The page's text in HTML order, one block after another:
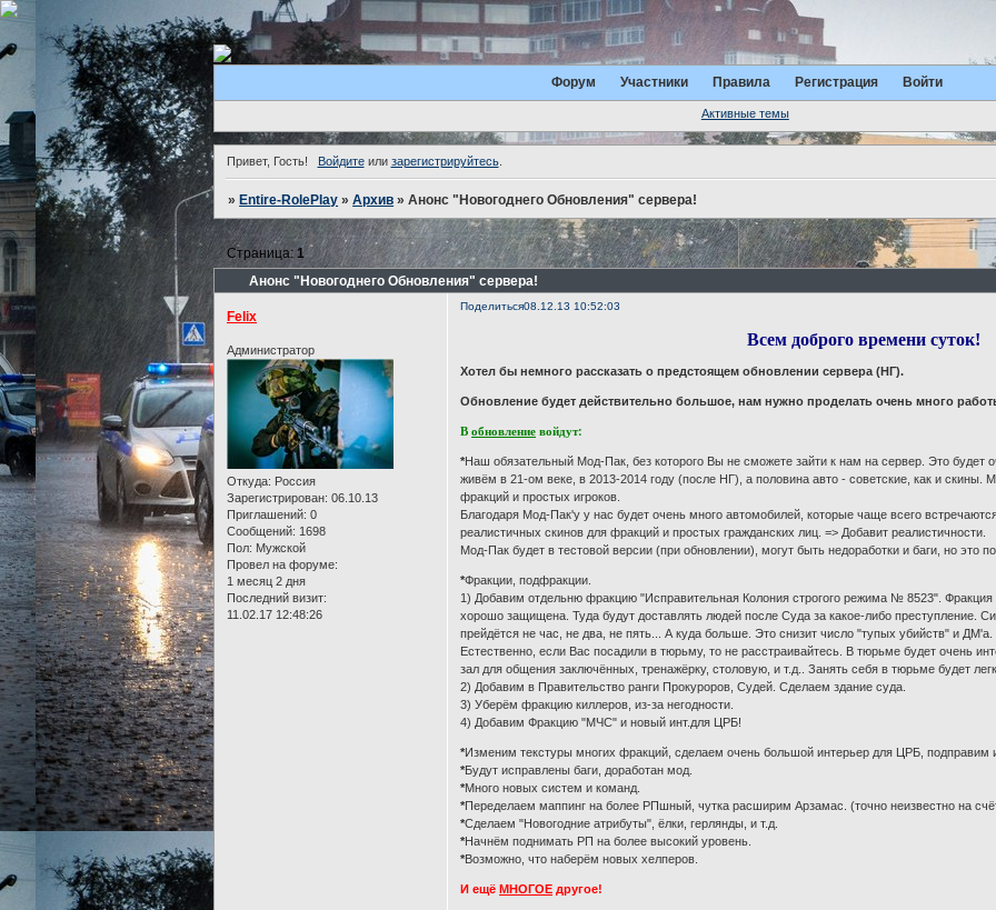
Форум Участники Правила Регистрация Войти
Активные темы
Привет, Гость! Войдитеили зарегистрируйтесь.
»Entire-RolePlay »Архив »Анонс "Новогоднего Обновления" сервера!
Анонс "Новогоднего Обновления" сервера!
Страница:1
Поделиться08.12.13 10:52:03
Felix
Администратор
Откуда: Россия
Зарегистрирован: 06.10.13
Приглашений: 0
Сообщений: 1698
Пол: Мужской
Провел на форуме:
1 месяц 2 дня
Последний визит:
11.02.17 12:48:26
Всем доброго времени суток!
Хотел бы немного рассказать о предстоящем обновлении сервера (НГ).
Обновление будет действительно большое, нам нужно проделать очень много
Вобновлениевойдут:
*Наш обязательный Мод-Пак, без которого Вы не сможете зайти к нам на сервер. Это будет
живём в 21-ом веке, в 2013-2014 году (после НГ), а половина авто - советские, как и скины.
фракций и простых игроков.
Благодаря Мод-Пак'у у нас будет очень много автомобилей, которые чаще всего
реалистичных скинов для фракций и простых гражданских лиц. => Добавит реалистичности.
Мод-Пак будет в тестовой версии (при обновлении), могут быть недоработки и баги, но это
*Фракции, подфракции.
1) Добавим отдельню фракцию "Исправительная Колония строгого режима № 8523". Фракция
хорошо защищена. Туда будут доставлять людей после Суда за какое-либо преступление.
прейдётся не час, не два, не пять... А куда больше. Это снизит число "тупых убийств" и
Естественно, если Вас посадили в тюрьму, то не расстраивайтесь. В тюрьме будет очень
зал для общения заключённых, тренажёрку, столовую, и т.д.. Занять себя в тюрьме будет
2) Добавим в Правительство ранги Прокуроров, Судей. Сделаем здание суда.
3) Уберём фракцию киллеров, из-за негодности.
4) Добавим Фракцию "МЧС" и новый инт.для ЦРБ!
*Изменим текстуры многих фракций, сделаем очень большой интерьер для ЦРБ, подправим
*Будут исправлены баги, доработан мод.
*Много новых систем и команд.
*Переделаем маппинг на более РПшный, чутка расширим Арзамас. (точно неизвестно на
*Сделаем "Новогодние атрибуты", ёлки, герлянды, и т.д.
*Начнём поднимать РП на более высокий уровень.
*Возможно, что наберём новых хелперов.
И ещёМНОГОЕ другое!